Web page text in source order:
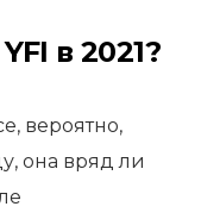
в 2021?
вероятно,
она вряд ли